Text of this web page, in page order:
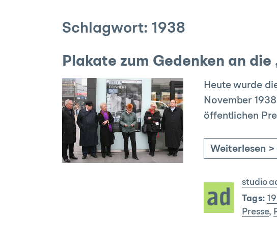
Schlagwort: 1938
Plakate zum Gedenken an
Heute wurde
November
öffentlichen
Weiterlesen >
studio
Tags:
Presse,